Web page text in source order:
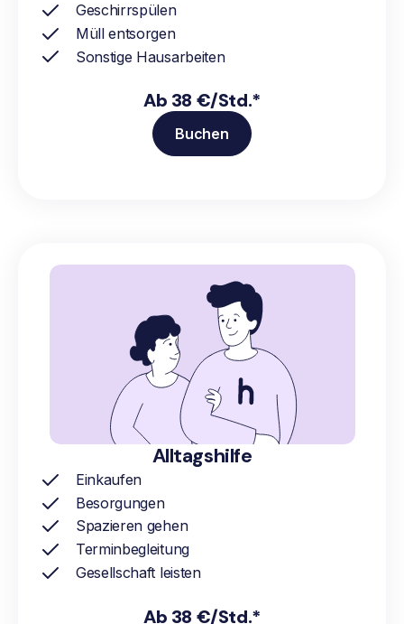
Geschirrspülen
Müll entsorgen
Sonstige Hausarbeiten
Ab 38 €/Std.*
Buchen
Alltagshilfe
Einkaufen
Besorgungen
Spazieren gehen
Terminbegleitung
Gesellschaft leisten
Ab 38 €/Std.*